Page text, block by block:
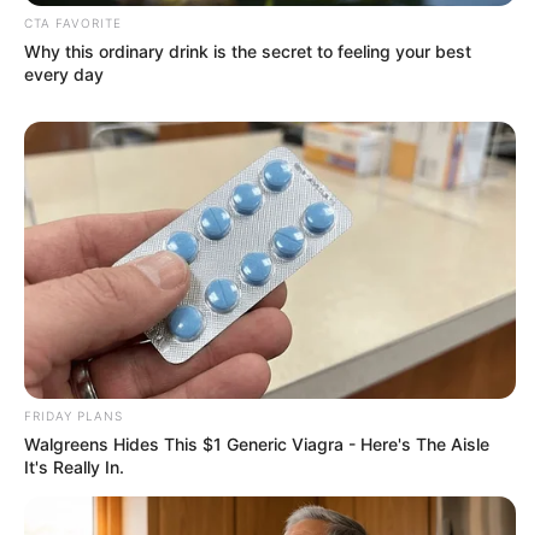
Συνέντευξη Alexander Dugin
σχολιάζοντας τον λόγο
ΕΠΕΙΓΟΝ: Στην απόφαση
ΑΠΑΓΟΡΕΥΣΗΣ rapid test από
τον Ε.Ο.Φ αναγράφεται
καθαρά ότι...
Email address:
CTA FAVORITE
Why this ordinary drink is the secret to feeling your best
every day
FRIDAY PLANS
Walgreens Hides This $1 Generic Viagra - Here's The Aisle
It's Really In.